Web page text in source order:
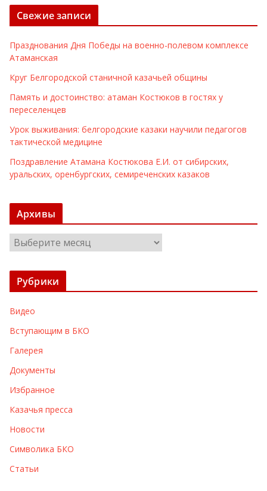
Свежие записи
Празднования Дня Победы на военно-полевом комплексе
Атаманская
Круг Белгородской станичной казачьей общины
Память и достоинство: атаман Костюков в гостях у
переселенцев
Урок выживания: белгородские казаки научили педагогов
тактической медицине
Поздравление Атамана Костюкова Е.И. от сибирских,
уральских, оренбургских, семиреченских казаков
Архивы
р
х
ы
Рубрики
Видео
Вступающим в БКО
Галерея
Документы
Избранное
Казачья пресса
Новости
Символика БКО
Статьи